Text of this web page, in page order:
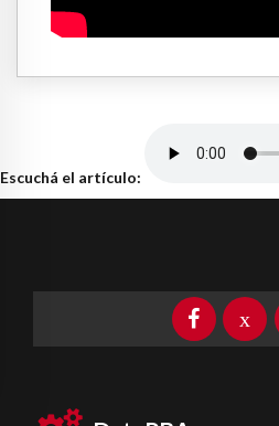
Escuchá el artículo: